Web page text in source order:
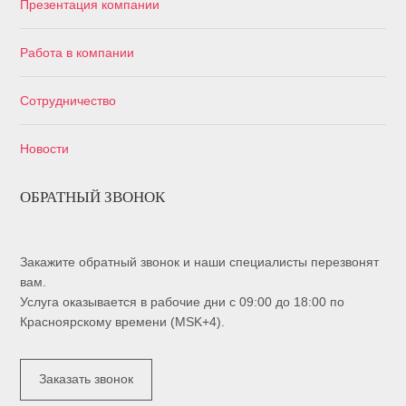
Презентация компании
Работа в компании
Сотрудничество
Новости
ОБРАТНЫЙ ЗВОНОК
Закажите обратный звонок и наши специалисты перезвонят
вам.
Услуга оказывается в рабочие дни с 09:00 до 18:00 по
Красноярскому времени (MSK+4).
Заказать звонок